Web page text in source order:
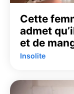
Cette
admet
et de
Insolite